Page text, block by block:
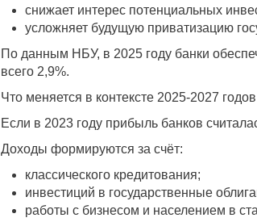
снижает интерес потенциальных
усложняет будущую приватизацию
По данным НБУ, в 2025 году банки
всего 2,9%.
Что меняется в контексте 2025-2027 годов
Если в 2023 году прибыль банков
Доходы формируются за счёт:
классического кредитования;
инвестиций в государственные
работы с бизнесом и населением в